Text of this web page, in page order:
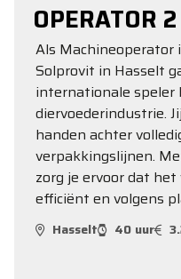
OPERATOR 2
Als Machineoperator
Solprovit in Hasselt
internationale speler
diervoederindustrie.
handen achter
verpakkingslijnen.
zorg je ervoor dat
efficiënt en volgens
Hasselt 40 uur